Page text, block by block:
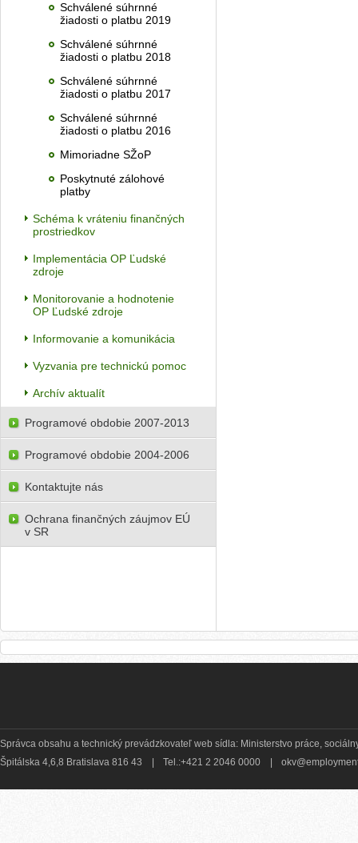
Schválené súhrnné
žiadosti o platbu 2019
Schválené súhrnné
žiadosti o platbu 2018
Schválené súhrnné
žiadosti o platbu 2017
Schválené súhrnné
žiadosti o platbu 2016
Mimoriadne SŽoP
Poskytnuté zálohové
platby
Schéma k vráteniu finančných
prostriedkov
Implementácia OP Ľudské
zdroje
Monitorovanie a hodnotenie
OP Ľudské zdroje
Informovanie a komunikácia
Vyzvania pre technickú pomoc
Archív aktualít
Programové obdobie 2007-2013
Programové obdobie 2004-2006
Kontaktujte nás
Ochrana finančných záujmov EÚ
v SR
Správca obsahu a technický prevádzkovateľ web sídla: Ministerstvo práce,
Špitálska 4,6,8 Bratislava 816 43
Tel.:+421 2 2046 0000